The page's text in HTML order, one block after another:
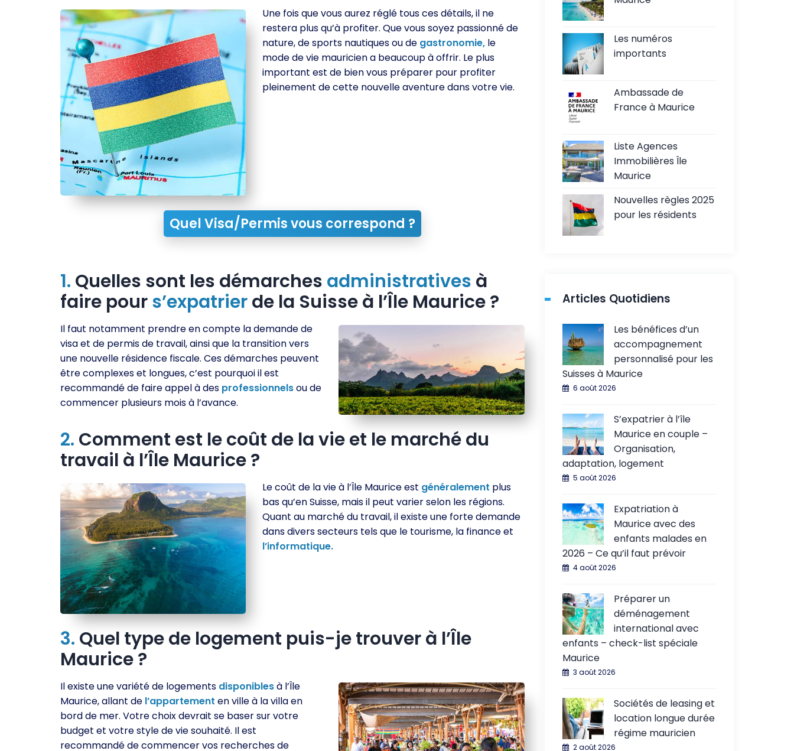
Une fois que vous aurez réglé tous ces détails, il ne
restera plus qu’à profiter. Que vous soyez passionné de
nature, de sports nautiques ou de gastronomie, le
mode de vie mauricien a beaucoup à offrir. Le plus
important est de bien vous préparer pour profiter
pleinement de cette nouvelle aventure dans votre vie.
Quel Visa/Permis vous correspond ?
1. Quelles sont les démarches administratives à
faire pours’expatrierde la Suisse à l’Île Maurice ?
Il faut notamment prendre en compte la demande de
visa et de permis de travail, ainsi que la transition vers
une nouvelle résidence fiscale. Ces démarches peuvent
être complexes et longues, c’est pourquoi il est
recommandé de faire appel à des professionnelsou de
commencer plusieurs mois à l’avance.
2. Comment est le coût de la vie et le marché du
travail à l’Île Maurice ?
Le coût de la vie à l’Île Maurice est généralement plus
bas qu’en Suisse, mais il peut varier selon les régions.
Quant au marché du travail, il existe une forte demande
dans divers secteurs tels que le tourisme, la finance et
l’informatique.
3. Quel type de logement puis-je trouver à l’Île
Maurice ?
Il existe une variété de logements disponiblesà l’Île
Maurice, allant de l’appartement en ville à la villa en
bord de mer. Votre choix devrait se baser sur votre
budget et votre style de vie souhaité. Il est
recommandé de commencer vos recherches de
Les numéros
importants
Ambassade de
France à Maurice
Liste Agences
Immobilières Île
Maurice
Nouvelles règles 2025
pour les résidents
Articles Quotidiens
Les bénéfices d’un
accompagnement
personnalisé pour les
Suisses à Maurice
6 août 2026
S’expatrier à l’île
Maurice en couple –
Organisation,
adaptation, logement
5 août 2026
Expatriation à
Maurice avec des
enfants malades en
2026 – Ce qu’il faut prévoir
4 août 2026
Préparer un
déménagement
international avec
enfants – check-list spéciale
Maurice
3 août 2026
Sociétés de leasing et
location longue durée
régime mauricien
2 août 2026